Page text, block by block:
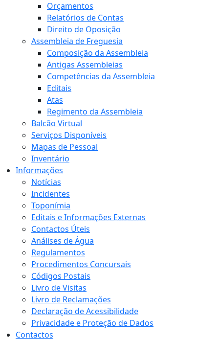
Orçamentos
Relatórios de Contas
Direito de Oposição
Assembleia de Freguesia
Composição da Assembleia
Antigas Assembleias
Competências da Assembleia
Editais
Atas
Regimento da Assembleia
Balcão Virtual
Serviços Disponíveis
Mapas de Pessoal
Inventário
Informações
Notícias
Incidentes
Toponímia
Editais e Informações Externas
Contactos Úteis
Análises de Água
Regulamentos
Procedimentos Concursais
Códigos Postais
Livro de Visitas
Livro de Reclamações
Declaração de Acessibilidade
Privacidade e Proteção de Dados
Contactos